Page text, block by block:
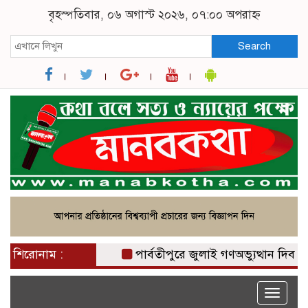
বৃহস্পতিবার, ০৬ অগাস্ট ২০২৬, ০৭:০০ অপরাহ্ন
Search
শিরোনাম : পার্বতীপুরে জুলাই গণঅভ্যুত্থান দিবস
Toggle